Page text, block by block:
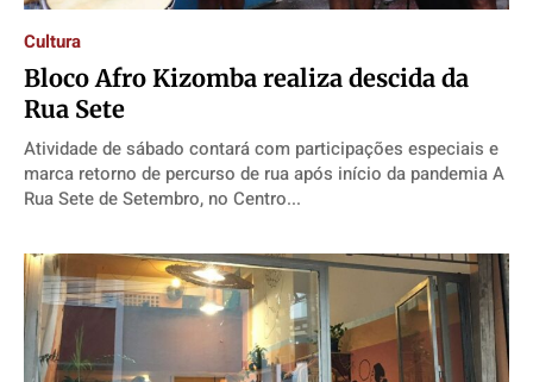
Cultura
Bloco Afro Kizomba realiza descida da
Rua Sete
Atividade de sábado contará com participações especiais e
marca retorno de percurso de rua após início da pandemia A
Rua Sete de Setembro, no Centro...